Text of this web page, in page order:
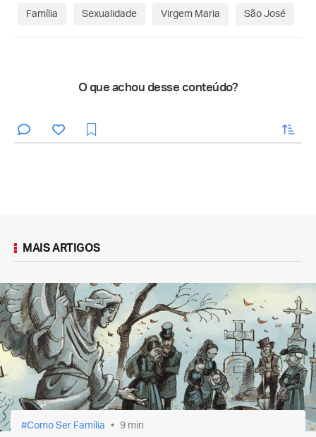
Família Sexualidade Virgem Maria São José
O que achou desse conteúdo?
enviar
MAIS ARTIGOS
Como Ser Família 9 min